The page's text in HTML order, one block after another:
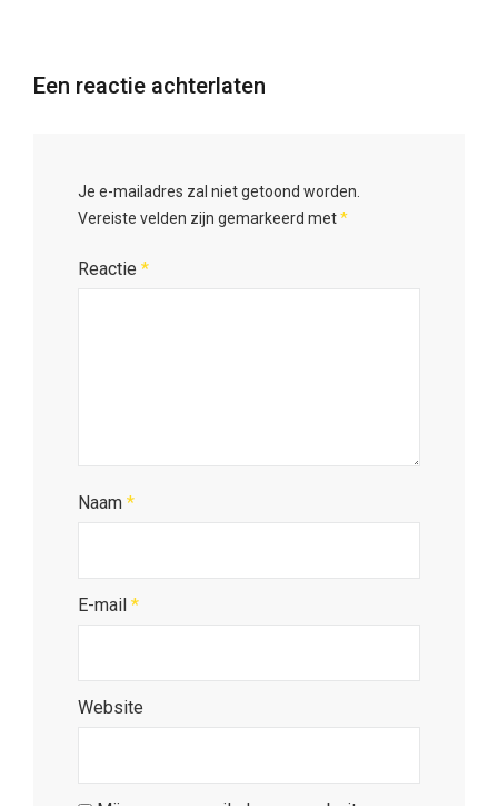
Een reactie achterlaten
Je e-mailadres zal niet getoond worden.
Vereiste velden zijn gemarkeerd met*
Reactie *
Naam *
E-mail *
Website